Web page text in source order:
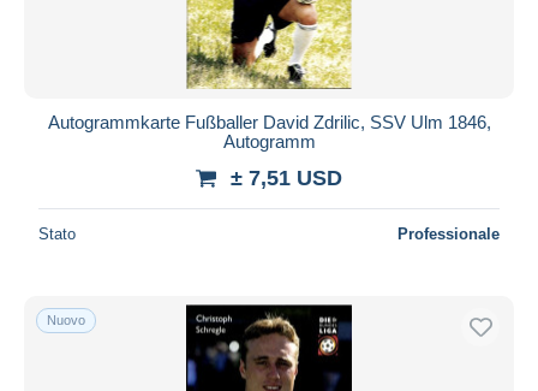
Autogrammkarte Fußballer David Zdrilic, SSV Ulm 1846,
Autogramm
± 7,51 USD
Stato Professionale
Nuovo